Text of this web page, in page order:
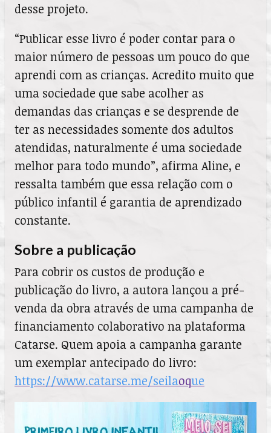
desse projeto.
“Publicar esse livro é poder contar para o
maior número de pessoas um pouco do que
aprendi com as crianças. Acredito muito que
uma sociedade que sabe acolher as
demandas das crianças e se desprende de
ter as necessidades somente dos adultos
atendidas, naturalmente é uma sociedade
melhor para todo mundo”, afirma Aline, e
ressalta também que essa relação com o
público infantil é garantia de aprendizado
constante.
Sobre a publicação
Para cobrir os custos de produção e
publicação do livro, a autora lançou a pré-
venda da obra através de uma campanha de
financiamento colaborativo na plataforma
Catarse. Quem apoia a campanha garante
um exemplar antecipado do livro:
https://www.catarse.me/seilaoque